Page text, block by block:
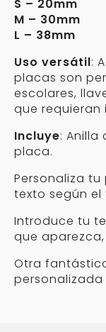
S – 20mm
M – 30mm
L – 38mm
Uso versátil:
placas son
escolares,
que requieran
Incluye:
placa.
Personaliza
texto según el
Introduce tu
que
Otra
personalizada